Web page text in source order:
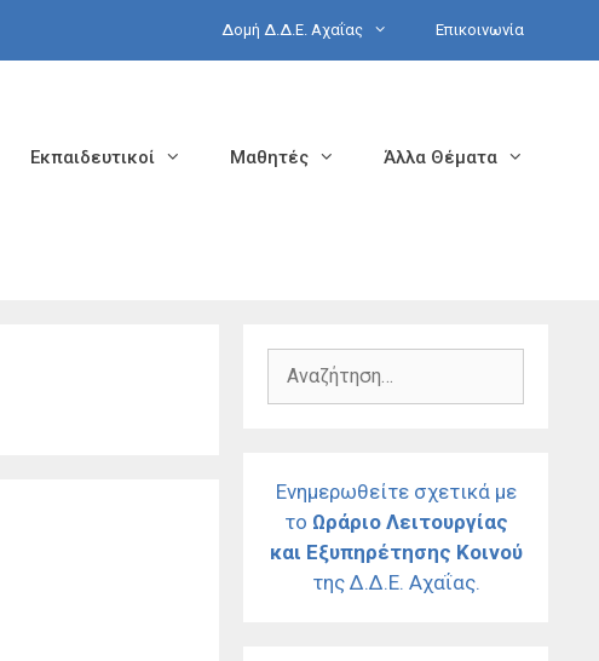
Δομή Δ.Δ.Ε. Αχαΐας Επικοινωνία
Εκπαιδευτικοί Μαθητές Άλλα Θέματα
Αναζήτηση
Ενημερωθείτε σχετικά με
το Ωράριο Λειτουργίας
και Εξυπηρέτησης Κοινού
της Δ.Δ.Ε. Αχαΐας.